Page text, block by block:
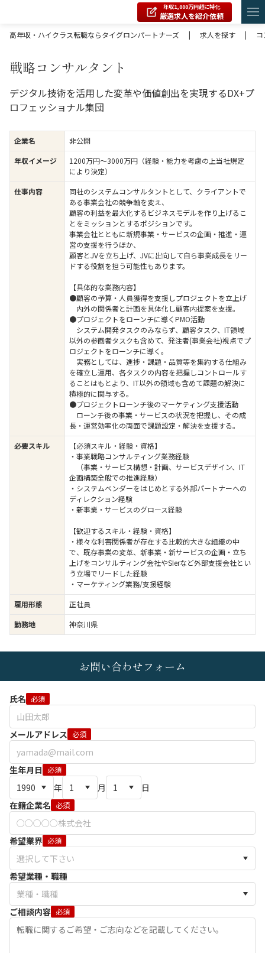
年収1,000万円超に特化
厳選求人を紹介依頼
高年収・ハイクラス転職ならタイグロンパートナーズ
| 求人を探す |
戦略コンサルタント
デジタル技術を活用した変革や価値創出を実現するDX+プ
ロフェッショナル集団
企業名
非公開
年収イメージ
1200万円〜3000万円（経験・能力を考慮の上当社規定
により決定）
仕事内容
同社のシステムコンサルタントとして、クライアントで
ある事業会社の競争軸を変え、
顧客の利益を最大化するビジネスモデルを作り上げるこ
とをミッションとするポジションです。
事業会社とともに新規事業・サービスの企画・推進・運
営の支援を行うほか、
顧客とJVを立ち上げ、JVに出向して自ら事業成長をリー
ドする役割を担う可能性もあります。
【具体的な業務内容】
●顧客の予算・人員獲得を支援しプロジェクトを立上げ
内外の関係者と計画を具体化し顧客内提案を支援。
●プロジェクトをローンチに導くPMO活動
システム開発タスクのみならず、顧客タスク、IT領域
以外の参画者タスクも含めて、発注者(事業会社)視点でプ
ロジェクトをローンチに導く。
実務としては、進捗・課題・品質等を集約する仕組み
を確立し運用、各タスクの内容を把握しコントロールす
ることはもとより、IT以外の領域も含めて課題の解決に
積極的に関与する。
●プロジェクトローンチ後のマーケティング支援活動
ローンチ後の事業・サービスの状況を把握し、その成
長・運営効率化の両面で課題設定・解決を支援する。
必要スキル
【必須スキル・経験・資格】
・事業戦略コンサルティング業務経験
（事業・サービス構想・計画、サービスデザイン、IT
企画構築全般での推進経験）
・システムベンダーをはじめとする外部パートナーへの
ディレクション経験
・新事業・サービスのグロース経験
【歓迎するスキル・経験・資格】
・様々な利害関係者が存在する比較的大きな組織の中
で、既存事業の変革、新事業・新サービスの企画・立ち
上げをコンサルティング会社やSIerなど外部支援会社とい
う立場でリードした経験
・マーケティング業務/支援経験
雇用形態
正社員
勤務地
神奈川県
お問い合わせフォーム
氏名 必須
メールアドレス 必須
生年月日 必須
年 月
日
在籍企業名 必須
希望業界 必須
希望業種・職種
ご相談内容 必須